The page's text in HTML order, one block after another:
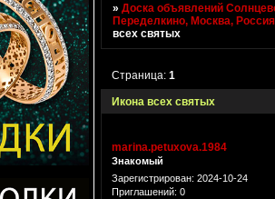
»Доска объявлений
Переделкино, Москва, Россия
всех святых
Икона всех святых
Страница:1
marina.petuxova.1984
Знакомый
Зарегистрирован: 2024-10-24
Приглашений: 0